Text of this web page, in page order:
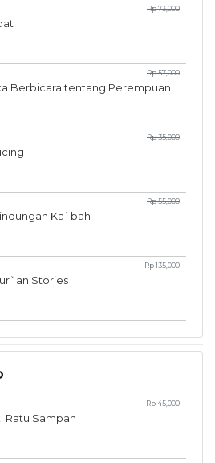
Rp 73,000
Rp 57,000
Berbicara tentang Perempuan
Rp 35,000
Rp 55,000
Ka`bah
Rp 135,000
Stories
Rp 45,000
Ratu Sampah